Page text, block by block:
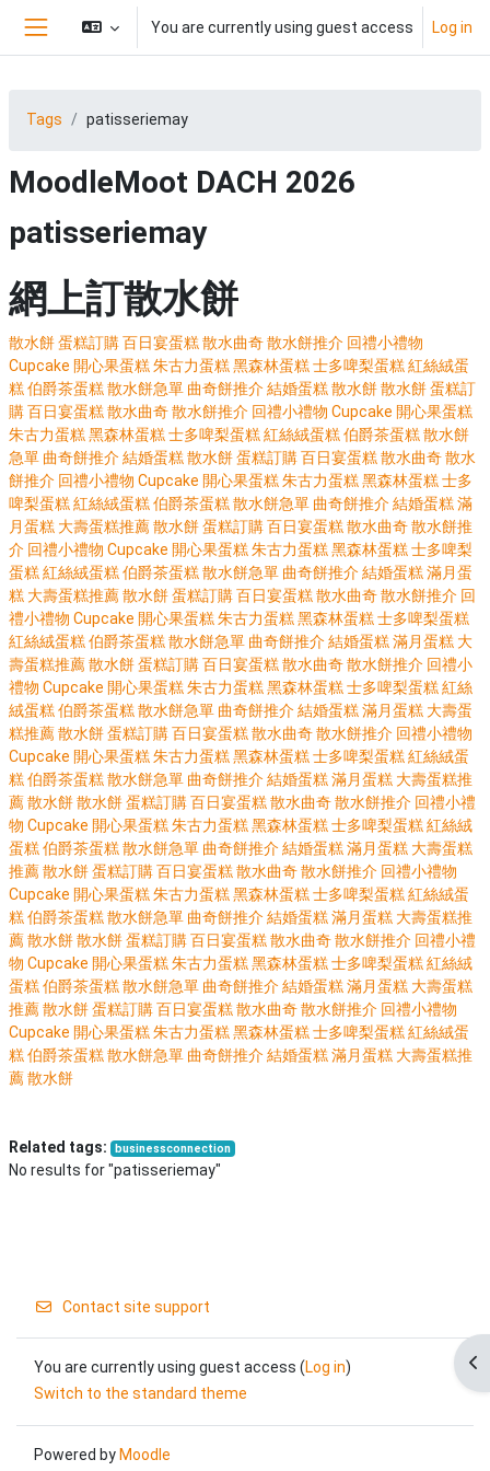
Skip to main content
Side panel
You are currently using guest access Log in
Tags patisseriemay
MoodleMoot DACH 2026
patisseriemay
網上訂散水餅
散水餅蛋糕訂購百日宴蛋糕散水曲奇散水餅推介 回禮小禮物
Cupcake 開心果蛋糕朱古力蛋糕黑森林蛋糕士多啤梨蛋糕紅絲絨蛋
糕伯爵茶蛋糕散水餅急單 曲奇餅推介結婚蛋糕散水餅散水餅蛋糕訂
購百日宴蛋糕散水曲奇散水餅推介 回禮小禮物 Cupcake 開心果蛋糕
朱古力蛋糕黑森林蛋糕士多啤梨蛋糕紅絲絨蛋糕伯爵茶蛋糕散水餅
急單 曲奇餅推介結婚蛋糕散水餅蛋糕訂購百日宴蛋糕散水曲奇散水
餅推介 回禮小禮物 Cupcake 開心果蛋糕朱古力蛋糕黑森林蛋糕士多
啤梨蛋糕紅絲絨蛋糕伯爵茶蛋糕散水餅急單 曲奇餅推介結婚蛋糕滿
月蛋糕 大壽蛋糕推薦散水餅蛋糕訂購百日宴蛋糕散水曲奇散水餅推
介 回禮小禮物 Cupcake 開心果蛋糕朱古力蛋糕黑森林蛋糕士多啤梨
蛋糕紅絲絨蛋糕伯爵茶蛋糕散水餅急單 曲奇餅推介結婚蛋糕滿月蛋
糕 大壽蛋糕推薦散水餅蛋糕訂購百日宴蛋糕散水曲奇散水餅推介 回
禮小禮物 Cupcake 開心果蛋糕朱古力蛋糕黑森林蛋糕士多啤梨蛋糕
紅絲絨蛋糕伯爵茶蛋糕散水餅急單 曲奇餅推介結婚蛋糕滿月蛋糕 大
壽蛋糕推薦散水餅蛋糕訂購百日宴蛋糕散水曲奇散水餅推介 回禮小
禮物 Cupcake 開心果蛋糕朱古力蛋糕黑森林蛋糕士多啤梨蛋糕紅絲
絨蛋糕伯爵茶蛋糕散水餅急單 曲奇餅推介結婚蛋糕滿月蛋糕 大壽蛋
糕推薦散水餅蛋糕訂購百日宴蛋糕散水曲奇散水餅推介 回禮小禮物
Cupcake 開心果蛋糕朱古力蛋糕黑森林蛋糕士多啤梨蛋糕紅絲絨蛋
糕伯爵茶蛋糕散水餅急單 曲奇餅推介結婚蛋糕滿月蛋糕 大壽蛋糕推
薦散水餅散水餅蛋糕訂購百日宴蛋糕散水曲奇散水餅推介 回禮小禮
物 Cupcake 開心果蛋糕朱古力蛋糕黑森林蛋糕士多啤梨蛋糕紅絲絨
蛋糕伯爵茶蛋糕散水餅急單 曲奇餅推介結婚蛋糕滿月蛋糕 大壽蛋糕
推薦散水餅蛋糕訂購百日宴蛋糕散水曲奇散水餅推介 回禮小禮物
Cupcake 開心果蛋糕朱古力蛋糕黑森林蛋糕士多啤梨蛋糕紅絲絨蛋
糕伯爵茶蛋糕散水餅急單 曲奇餅推介結婚蛋糕滿月蛋糕 大壽蛋糕推
薦散水餅散水餅蛋糕訂購百日宴蛋糕散水曲奇散水餅推介 回禮小禮
物 Cupcake 開心果蛋糕朱古力蛋糕黑森林蛋糕士多啤梨蛋糕紅絲絨
蛋糕伯爵茶蛋糕散水餅急單 曲奇餅推介結婚蛋糕滿月蛋糕 大壽蛋糕
推薦散水餅蛋糕訂購百日宴蛋糕散水曲奇散水餅推介 回禮小禮物
Cupcake 開心果蛋糕朱古力蛋糕黑森林蛋糕士多啤梨蛋糕紅絲絨蛋
糕伯爵茶蛋糕散水餅急單 曲奇餅推介結婚蛋糕滿月蛋糕 大壽蛋糕推
薦散水餅
Related tags: businessconnection
No results for "patisseriemay"
Contact site support
You are currently using guest access (Log in)
Switch to the standard theme
Powered by Moodle